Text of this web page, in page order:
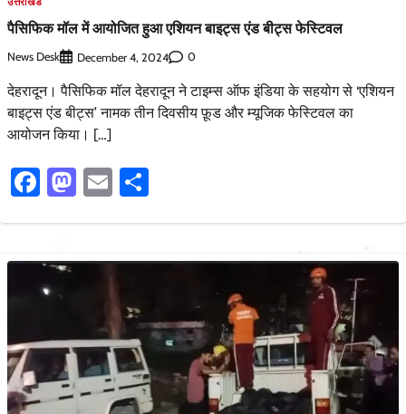
पैसिफिक मॉल में आयोजित हुआ एशियन बाइट्स एंड बीट्स फेस्टिवल
News Desk December 4, 2024 0
देहरादून। पैसिफिक मॉल देहरादून ने टाइम्स ऑफ इंडिया के सहयोग से ‘एशियन
बाइट्स एंड बीट्स’ नामक तीन दिवसीय फ़ूड और म्यूजिक फेस्टिवल का
आयोजन किया। […]
Facebook
Mastodon
Email